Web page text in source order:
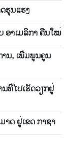
ຮຸນແຮງ
ອາເມລິກາ ຄືນໃໝ່
ນ, ເພີ່ມ​ພູນ​ຄູນ​
ທີ່ໄປເຮັດວຽກຢູ່
ດ ຢູ່ເຂດ ກາຊາ